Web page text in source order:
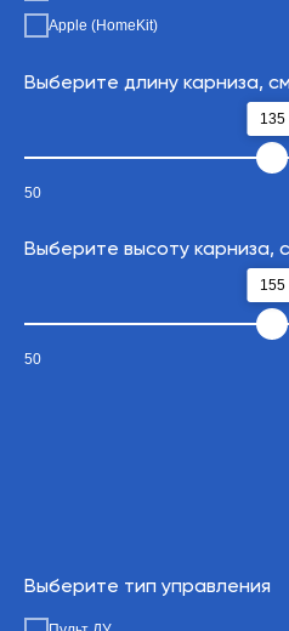
Apple (HomeKit)
Выберите длину карниза, см
135
50
Выберите высоту карниза,
155
50
Выберите тип управления
Варианты